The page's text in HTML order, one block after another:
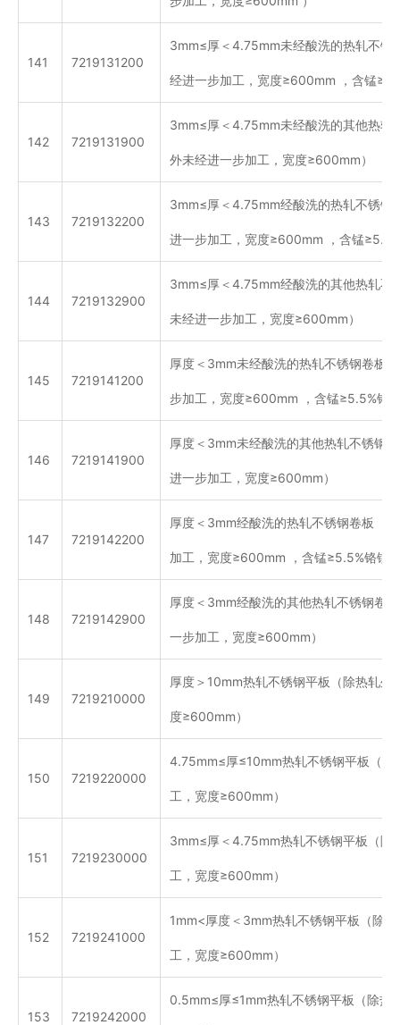
141 7219131200
3mm≤厚＜4.75mm未经酸洗的热轧不锈
经进一步加工，宽度≥600mm ，含锰
142 7219131900
3mm≤厚＜4.75mm未经酸洗的其他热轧
外未经进一步加工，宽度≥600mm）
143 7219132200
3mm≤厚＜4.75mm经酸洗的热轧不锈钢
进一步加工，宽度≥600mm ，含锰
144 7219132900
3mm≤厚＜4.75mm经酸洗的其他热轧不
未经进一步加工，宽度≥600mm）
145 7219141200
厚度＜3mm未经酸洗的热轧不锈钢卷板
步加工，宽度≥600mm ，含锰≥5.5%铬
146 7219141900
厚度＜3mm未经酸洗的其他热轧不锈钢
进一步加工，宽度≥600mm）
147 7219142200
厚度＜3mm经酸洗的热轧不锈钢卷板（
加工，宽度≥600mm ，含锰≥5.5%铬锰
148 7219142900
厚度＜3mm经酸洗的其他热轧不锈钢卷
一步加工，宽度≥600mm）
149 7219210000
厚度＞10mm热轧不锈钢平板（除热轧外
度≥600mm）
150 7219220000
4.75mm≤厚≤10mm热轧不锈钢平板（除
工，宽度≥600mm）
151 7219230000
3mm≤厚＜4.75mm热轧不锈钢平板（除
工，宽度≥600mm）
152 7219241000
1mm<厚度＜3mm热轧不锈钢平板（除
工，宽度≥600mm）
153 7219242000
0.5mm≤厚≤1mm热轧不锈钢平板（除热